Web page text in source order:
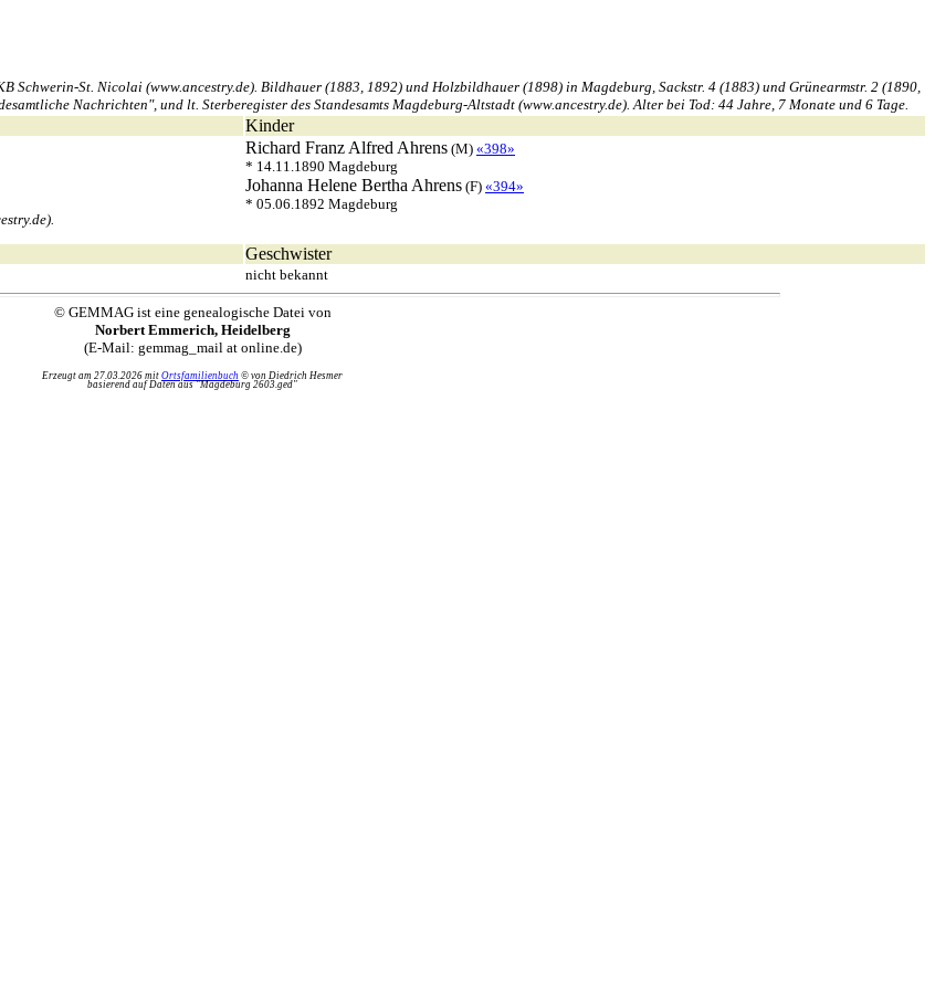
Schwerin-St. Nicolai (www.ancestry.de). Bildhauer (1883, 1892) und Holzbildhauer (1898) in Magdeburg, Sackstr. 4 (1883) und Grünearmstr. 2 (1890,
Nachrichten", und lt. Sterberegister des Standesamts Magdeburg-Altstadt (www.ancestry.de). Alter bei Tod: 44 Jahre, 7 Monate und 6 Tage.
Kinder
Richard Franz Alfred Ahrens (M) «398»
* 14.11.1890 Magdeburg
Johanna Helene Bertha Ahrens (F) «394»
* 05.06.1892 Magdeburg
Geschwister
nicht bekannt
© GEMMAG ist eine genealogische Datei von
Norbert Emmerich, Heidelberg
(E-Mail: gemmag_mail at online.de)
Erzeugt am 27.03.2026 mit Ortsfamilienbuch © von Diedrich Hesmer
basierend auf Daten aus "Magdeburg 2603.ged"